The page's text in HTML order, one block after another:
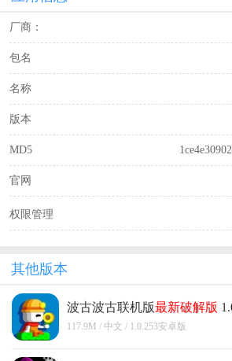
厂商：
包名
名称
版本
MD5
官网
权限管理
其他版本
波古波古联机版最新破解版
安卓版
117.9M / 中文 / 1.0.253安卓版